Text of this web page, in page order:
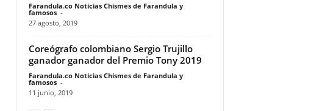
Farandula.co Noticias Chismes de Farandula y
famosos -
27 agosto, 2019
Coreógrafo colombiano Sergio Trujillo
ganador ganador del Premio Tony 2019
Farandula.co Noticias Chismes de Farandula y
famosos -
11 junio, 2019